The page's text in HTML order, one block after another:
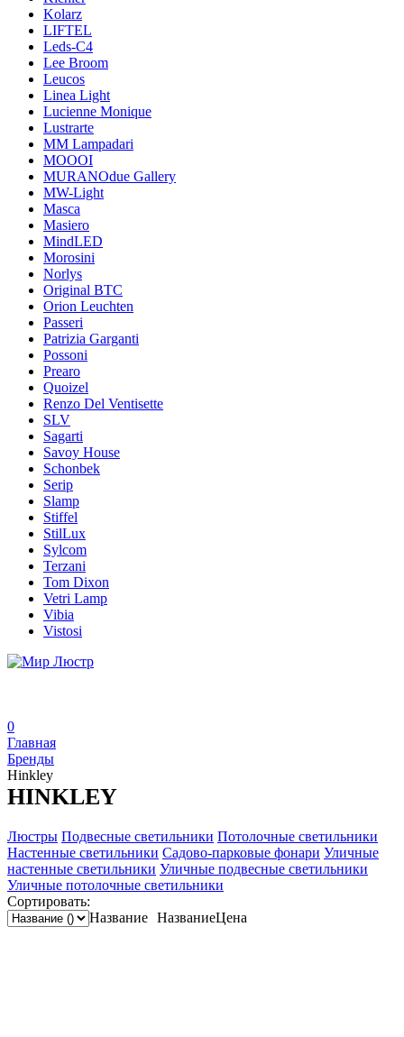
Kolarz
LIFTEL
Leds-C4
Lee Broom
Leucos
Linea Light
Lucienne Monique
Lustrarte
MM Lampadari
MOOOI
MURANOdue Gallery
MW-Light
Masca
Masiero
MindLED
Morosini
Norlys
Original BTC
Orion Leuchten
Passeri
Patrizia Garganti
Possoni
Prearo
Quoizel
Renzo Del Ventisette
SLV
Sagarti
Savoy House
Schonbek
Serip
Slamp
Stiffel
StilLux
Sylcom
Terzani
Tom Dixon
Vetri Lamp
Vibia
Vistosi
0
Главная
Бренды
Hinkley
HINKLEY
Люстры Подвесные светильники Потолочные светильники
Настенные светильники Садово-парковые фонари Уличные
настенные светильники Уличные подвесные светильники
Уличные потолочные светильники
Сортировать:
Название НазваниеЦена